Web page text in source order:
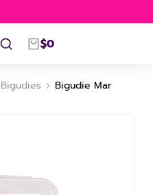
$0
Bigudies Bigudie Mar